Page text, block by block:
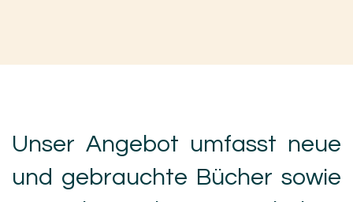
Unser Angebot umfasst neue
und gebrauchte Bücher sowie